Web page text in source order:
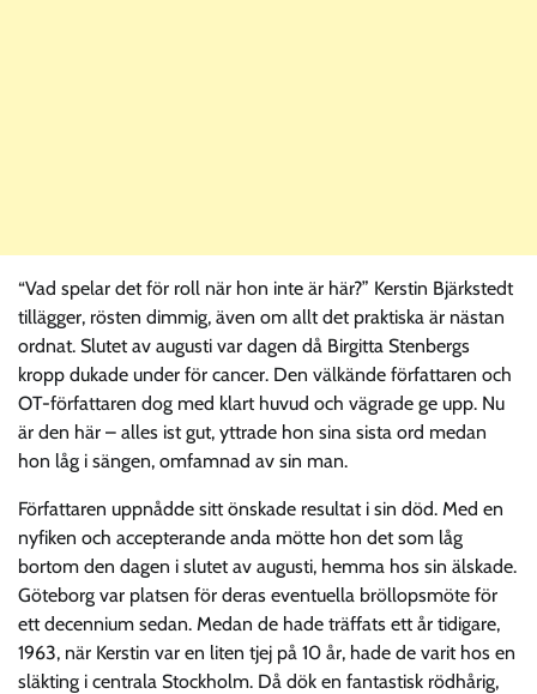
“Vad spelar det för roll när hon inte är här?” Kerstin Bjärkstedt
tillägger, rösten dimmig, även om allt det praktiska är nästan
ordnat. Slutet av augusti var dagen då Birgitta Stenbergs
kropp dukade under för cancer. Den välkände författaren och
OT-författaren dog med klart huvud och vägrade ge upp. Nu
är den här – alles ist gut, yttrade hon sina sista ord medan
hon låg i sängen, omfamnad av sin man.
Författaren uppnådde sitt önskade resultat i sin död. Med en
nyfiken och accepterande anda mötte hon det som låg
bortom den dagen i slutet av augusti, hemma hos sin älskade.
Göteborg var platsen för deras eventuella bröllopsmöte för
ett decennium sedan. Medan de hade träffats ett år tidigare,
1963, när Kerstin var en liten tjej på 10 år, hade de varit hos en
släkting i centrala Stockholm. Då dök en fantastisk rödhårig,